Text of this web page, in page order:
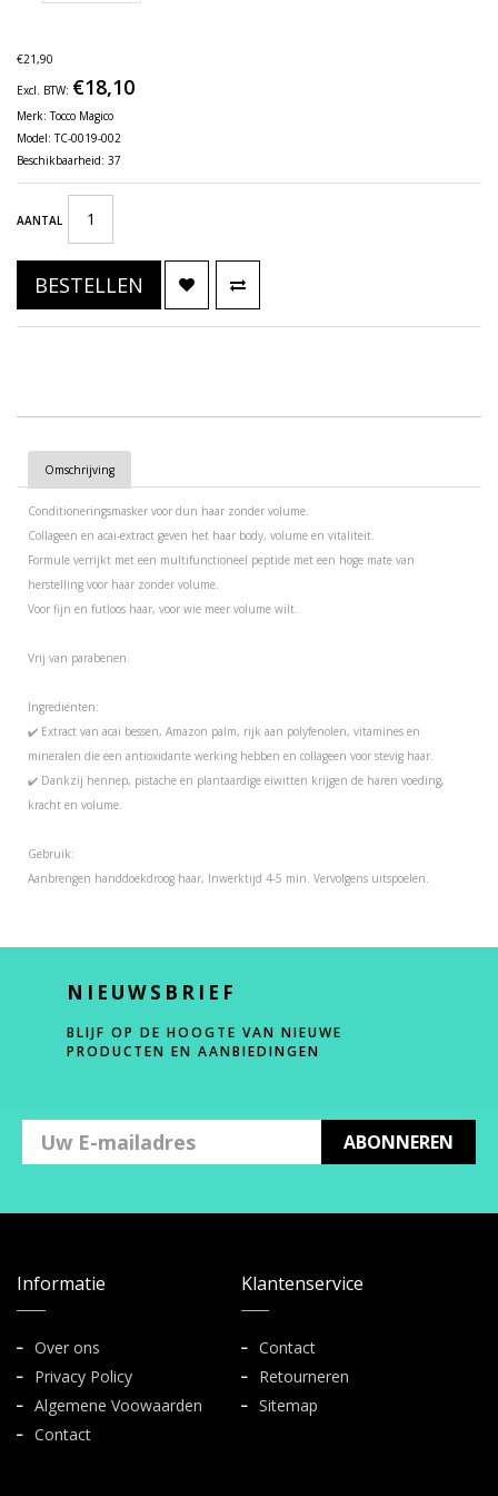
€21,90
Excl. BTW: €18,10
Merk:Tocco Magico
Model: TC-0019-002
Beschikbaarheid: 37
AANTAL
BESTELLEN
Omschrijving
Conditioneringsmasker voor dun haar zonder volume.
Collageen en acai-extract geven het haar body, volume en vitaliteit.
Formule verrijkt met een multifunctioneel peptide met een hoge mate van
herstelling voor haar zonder volume.
Voor fijn en futloos haar, voor wie meer volume wilt.
Vrij van parabenen.
Ingrediënten:
✔️ Extract van acai bessen, Amazon palm, rijk aan polyfenolen, vitamines en
mineralen die een antioxidante werking hebben en collageen voor stevig haar.
✔️ Dankzij hennep, pistache en plantaardige eiwitten krijgen de haren voeding,
kracht en volume.
Gebruik:
Aanbrengen handdoekdroog haar, Inwerktijd 4-5 min. Vervolgens uitspoelen.
NIEUWSBRIEF
BLIJF OP DE HOOGTE VAN NIEUWE
PRODUCTEN EN AANBIEDINGEN
ABONNEREN
Informatie
Over ons
Privacy Policy
Algemene Voowaarden
Contact
Klantenservice
Contact
Retourneren
Sitemap